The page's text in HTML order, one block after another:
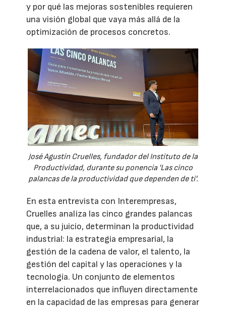
y por qué las mejoras sostenibles requieren
una visión global que vaya más allá de la
optimización de procesos concretos.
José Agustín Cruelles, fundador del Instituto de la
Productividad, durante su ponencia 'Las cinco
palancas de la productividad que dependen de ti'.
En esta entrevista con Interempresas,
Cruelles analiza las cinco grandes palancas
que, a su juicio, determinan la productividad
industrial: la estrategia empresarial, la
gestión de la cadena de valor, el talento, la
gestión del capital y las operaciones y la
tecnología. Un conjunto de elementos
interrelacionados que influyen directamente
en la capacidad de las empresas para generar